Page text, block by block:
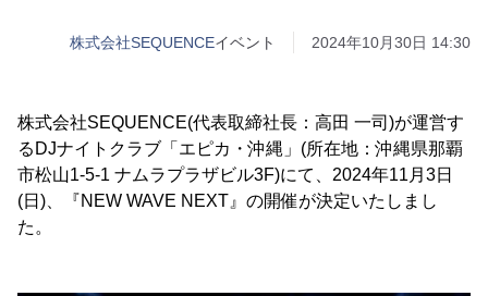
株式会社SEQUENCEイベント 2024年10月30日 14:30
株式会社SEQUENCE(代表取締社長：高田 一司)が運営す
るDJナイトクラブ「エピカ・沖縄」(所在地：沖縄県那覇
市松山1-5-1 ナムラプラザビル3F)にて、2024年11月3日
(日)、『NEW WAVE NEXT』の開催が決定いたしまし
た。